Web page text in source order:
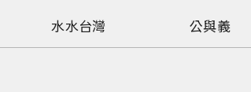
水水台灣 公與義